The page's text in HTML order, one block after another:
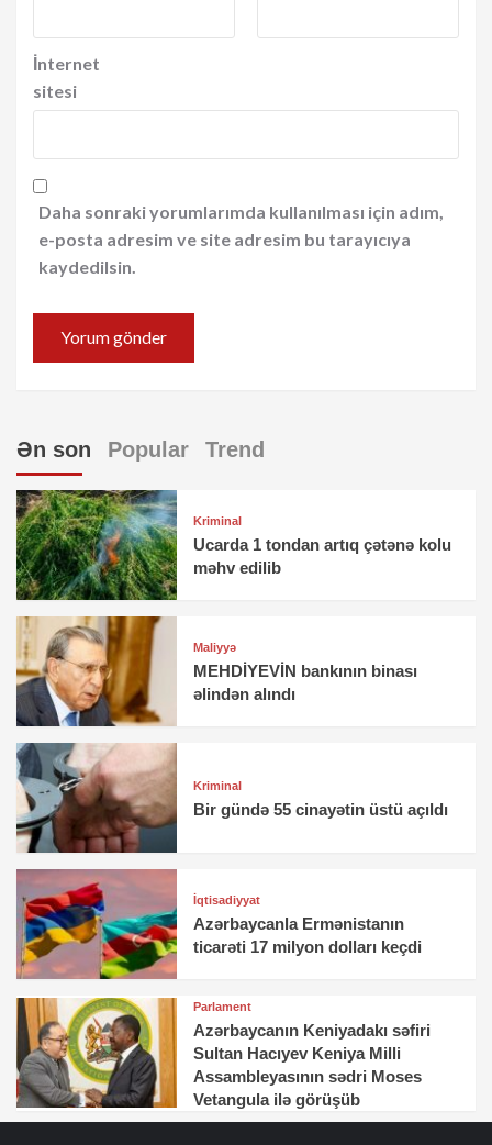
İnternet
sitesi
Daha sonraki yorumlarımda kullanılması için adım,
e-posta adresim ve site adresim bu tarayıcıya
kaydedilsin.
Ən son Popular Trend
Kriminal
Ucarda 1 tondan artıq çətənə kolu
məhv edilib
Maliyyə
MEHDİYEVİN bankının binası
əlindən alındı
Kriminal
Bir gündə 55 cinayətin üstü açıldı
İqtisadiyyat
Azərbaycanla Ermənistanın
ticarəti 17 milyon dolları keçdi
Parlament
Azərbaycanın Keniyadakı səfiri
Sultan Hacıyev Keniya Milli
Assambleyasının sədri Moses
Vetangula ilə görüşüb